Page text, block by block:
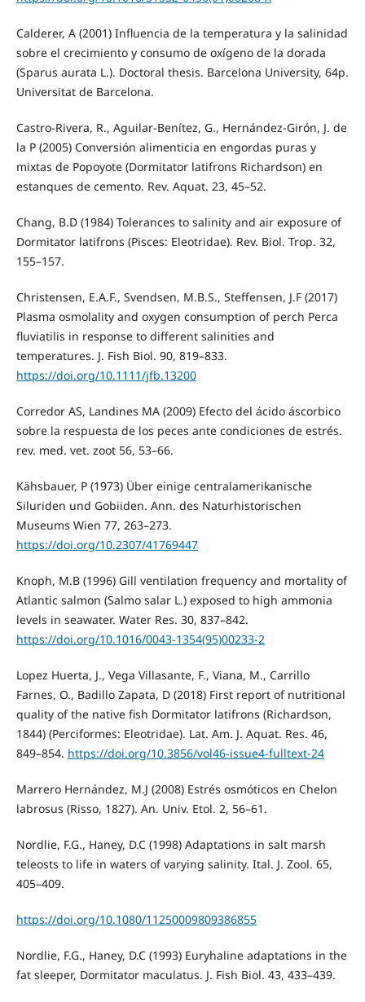
Calderer, A (2001) Influencia de la temperatura y la salinidad
sobre el crecimiento y consumo de oxígeno de la dorada
(Sparus aurata L.). Doctoral thesis. Barcelona University, 64p.
Universitat de Barcelona.
Castro-Rivera, R., Aguilar-Benítez, G., Hernández-Girón, J. de
la P (2005) Conversión alimenticia en engordas puras y
mixtas de Popoyote (Dormitator latifrons Richardson) en
estanques de cemento. Rev. Aquat. 23, 45–52.
Chang, B.D (1984) Tolerances to salinity and air exposure of
Dormitator latifrons (Pisces: Eleotridae). Rev. Biol. Trop. 32,
155–157.
Christensen, E.A.F., Svendsen, M.B.S., Steffensen, J.F (2017)
Plasma osmolality and oxygen consumption of perch Perca
fluviatilis in response to different salinities and
temperatures. J. Fish Biol. 90, 819–833.
https://doi.org/10.1111/jfb.13200
Corredor AS, Landines MA (2009) Efecto del ácido áscorbico
sobre la respuesta de los peces ante condiciones de estrés.
rev. med. vet. zoot 56, 53–66.
Kähsbauer, P (1973) Über einige centralamerikanische
Siluriden und Gobiiden. Ann. des Naturhistorischen
Museums Wien 77, 263–273.
https://doi.org/10.2307/41769447
Knoph, M.B (1996) Gill ventilation frequency and mortality of
Atlantic salmon (Salmo salar L.) exposed to high ammonia
levels in seawater. Water Res. 30, 837–842.
https://doi.org/10.1016/0043-1354(95)00233-2
Lopez Huerta, J., Vega Villasante, F., Viana, M., Carrillo
Farnes, O., Badillo Zapata, D (2018) First report of nutritional
quality of the native fish Dormitator latifrons (Richardson,
1844) (Perciformes: Eleotridae). Lat. Am. J. Aquat. Res. 46,
849–854. https://doi.org/10.3856/vol46-issue4-fulltext-24
Marrero Hernández, M.J (2008) Estrés osmóticos en Chelon
labrosus (Risso, 1827). An. Univ. Etol. 2, 56–61.
Nordlie, F.G., Haney, D.C (1998) Adaptations in salt marsh
teleosts to life in waters of varying salinity. Ital. J. Zool. 65,
405–409.
https://doi.org/10.1080/11250009809386855
Nordlie, F.G., Haney, D.C (1993) Euryhaline adaptations in the
fat sleeper, Dormitator maculatus. J. Fish Biol. 43, 433–439.